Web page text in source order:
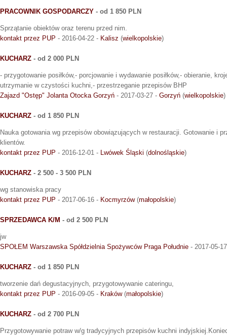
PRACOWNIK GOSPODARCZY - od 1 850 PLN
Sprzątanie obiektów oraz terenu przed nim.
kontakt przez PUP - 2016-04-22 - Kalisz (wielkopolskie)
KUCHARZ - od 2 000 PLN
- przygotowanie posiłków,- porcjowanie i wydawanie posiłków,- obieranie,
utrzymanie w czystości kuchni,- przestrzeganie przepisów BHP
Zajazd "Ostęp" Jolanta Otocka Gorzyń - 2017-03-27 - Gorzyń (wielkopolskie)
KUCHARZ - od 1 850 PLN
Nauka gotowania wg przepisów obowiązujących w restauracji. Gotowanie i
klientów.
kontakt przez PUP - 2016-12-01 - Lwówek Śląski (dolnośląskie)
KUCHARZ - 2 500 - 3 500 PLN
wg stanowiska pracy
kontakt przez PUP - 2017-06-16 - Kocmyrzów(małopolskie)
SPRZEDAWCA K/M - od 2 500 PLN
jw
SPOŁEM Warszawska Spółdzielnia Spożywców Praga Południe - 2017-05-
KUCHARZ - od 1 850 PLN
tworzenie dań degustacyjnych, przygotowywanie cateringu,
kontakt przez PUP - 2016-09-05 - Kraków(małopolskie)
KUCHARZ - od 2 700 PLN
Przygotowywanie potraw w/g tradycyjnych przepisów kuchni